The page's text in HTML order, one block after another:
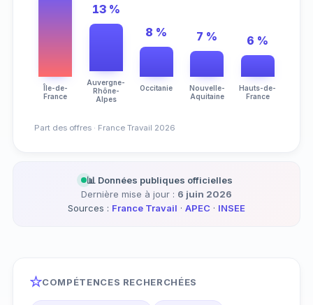
Île-de-
France
13 %
Auvergne-
Rhône-
Alpes
8 %
Occitanie
7 %
Nouvelle-
Aquitaine
6 %
Hauts-de-
France
Part des offres · France Travail 2026
📊 Données publiques officielles
Dernière mise à jour : 6 juin 2026
Sources : France Travail · APEC · INSEE
COMPÉTENCES RECHERCHÉES